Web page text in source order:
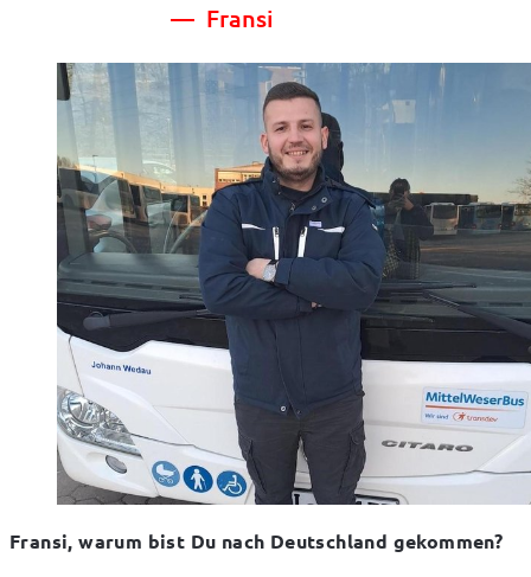
Fransi
Fransi, warum bist Du nach Deutschland gekommen?